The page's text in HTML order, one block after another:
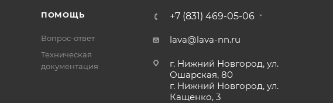
ПОМОЩЬ
Вопрос-ответ
Техническая
документация
+7 (831) 469-05-06
lava@lava-nn.ru
г. Нижний Новгород, ул.
Ошарская, 80
г. Нижний Новгород, ул.
Кащенко, 3